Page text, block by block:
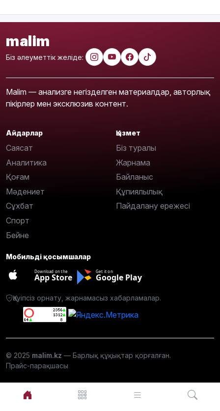
malim
Біз әлеуметтік желіде:
Malim — анализге негізделген материалдар, авторлық
пікірлер мен эксклюзив контент.
Айдарлар
Саясат
Аналитика
Қоғам
Мәдениет
Сұхбат
Спорт
Бейне
Қызмет
Біз туралы
Жарнама
Байланыс
Құпиялылық
Пайдалану ережесі
Мобильді қосымшалар
Download on the
App Store
Get it on
Google Play
Қауіпсіз орнату, жарнамасыз хабарламалар.
© 2025 malim.kz — Барлық құқықтар қорғалған.
Прайс-парақшасы